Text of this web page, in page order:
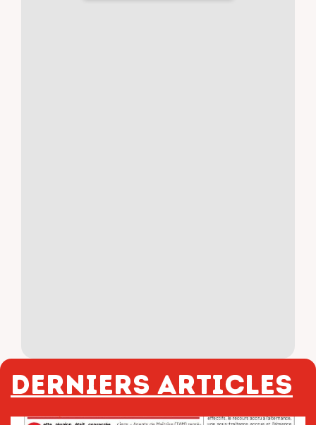
Derniers articles